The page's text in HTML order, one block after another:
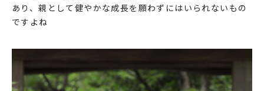
あり、親として健やかな成長を願わずにはいられないもの
ですよね